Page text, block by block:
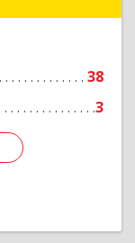
38
3